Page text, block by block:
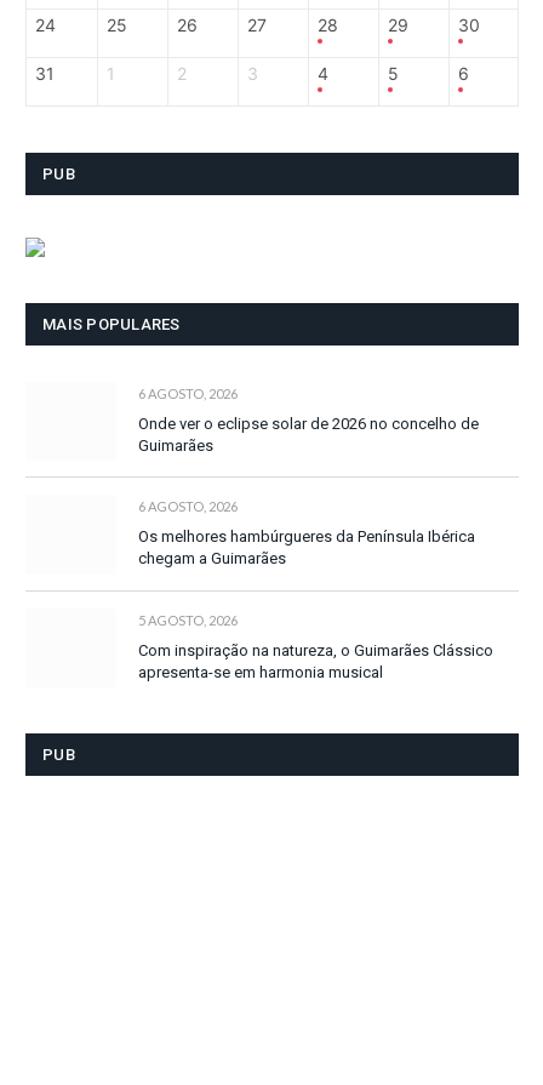
24 25 26 27 28 29 30
31 1 2 3 4 5 6
PUB
MAIS POPULARES
6 AGOSTO, 2026
Onde ver o eclipse solar de 2026 no concelho de
Guimarães
6 AGOSTO, 2026
Os melhores hambúrgueres da Península Ibérica
chegam a Guimarães
5 AGOSTO, 2026
Com inspiração na natureza, o Guimarães Clássico
apresenta-se em harmonia musical
PUB